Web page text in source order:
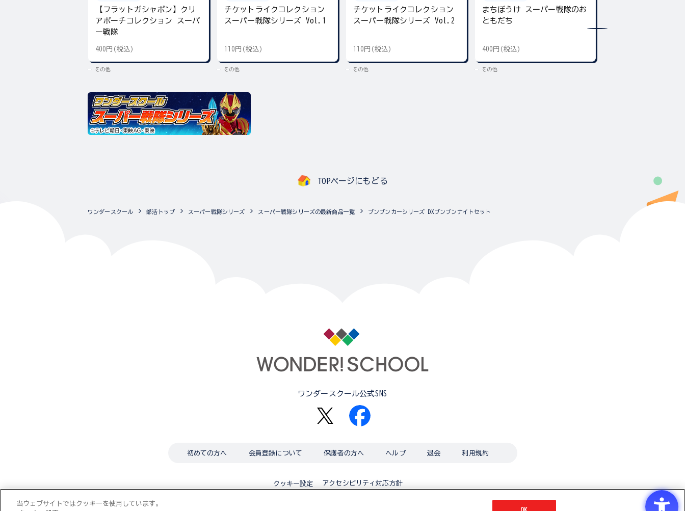
【フラットガシャポン】クリ
アポーチコレクション スーパ
ー戦隊
400円(税込)
その他
チケットライクコレクション
スーパー戦隊シリーズ Vol.1
110円(税込)
その他
チケットライクコレクション
スーパー戦隊シリーズ Vol.2
110円(税込)
その他
まちぼうけ スーパー戦隊のお
ともだち
400円(税込)
その他
TOPページにもどる
ワンダースクール 部活トップ スーパー戦隊シリーズ スーパー戦隊シリーズの最新商品一覧 ブンブンカーシリーズ DXブンブンナイトセット
ワンダースクール公式SNS
初めての方へ 会員登録について 保護者の方へ ヘルプ 退会 利用規約
クッキー設定 アクセシビリティ対応方針
当ウェブサイトではクッキーを使用しています。